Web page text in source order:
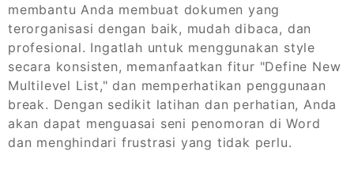
membantu Anda membuat dokumen yang
terorganisasi dengan baik, mudah dibaca, dan
profesional. Ingatlah untuk menggunakan style
secara konsisten, memanfaatkan fitur "Define New
Multilevel List," dan memperhatikan penggunaan
break. Dengan sedikit latihan dan perhatian, Anda
akan dapat menguasai seni penomoran di Word
dan menghindari frustrasi yang tidak perlu.